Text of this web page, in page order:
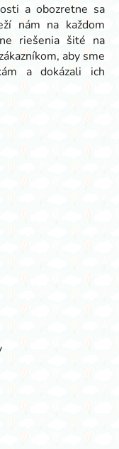
a obozretne sa
nám na každom
riešenia šité na
aby sme
a dokázali ich